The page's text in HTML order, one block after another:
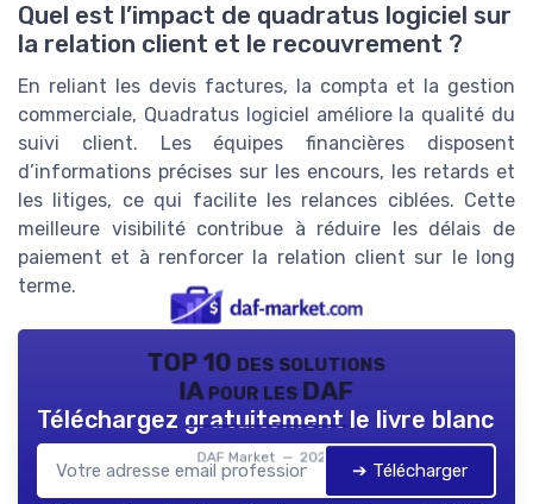
Quel est l’impact de quadratus logiciel sur
la relation client et le recouvrement ?
En reliant les devis factures, la compta et la gestion
commerciale, Quadratus logiciel améliore la qualité du
suivi client. Les équipes financières disposent
d’informations précises sur les encours, les retards et
les litiges, ce qui facilite les relances ciblées. Cette
meilleure visibilité contribue à réduire les délais de
paiement et à renforcer la relation client sur le long
terme.
TOP 10 des solutions
IA pour les DAF
DAF Market — 2026
Téléchargez gratuitement le livre blanc
➔ Télécharger